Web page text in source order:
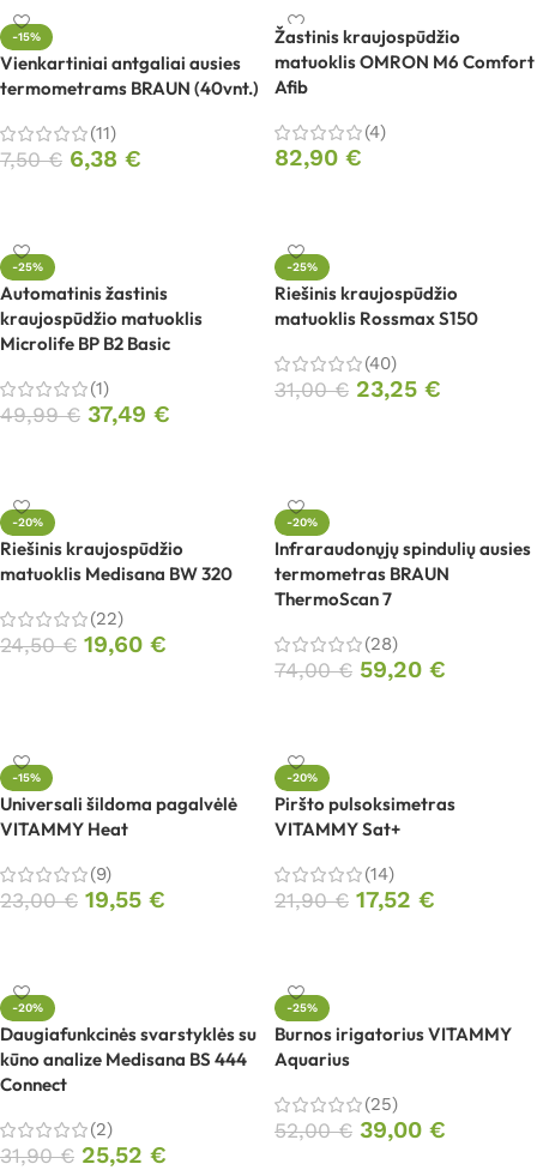
-15%
Vienkartiniai antgaliai ausies
termometrams BRAUN (40vnt.)
(11)
7,50€ 6,38 €
Žastinis kraujospūdžio
matuoklis OMRON M6 Comfort
Afib
(4)
82,90 €
-25%
Automatinis žastinis
kraujospūdžio matuoklis
Microlife BP B2 Basic
(1)
49,99€ 37,49 €
-25%
Riešinis kraujospūdžio
matuoklis Rossmax S150
(40)
31,00€ 23,25 €
-20%
Riešinis kraujospūdžio
matuoklis Medisana BW 320
(22)
24,50€ 19,60 €
-20%
Infraraudonųjų spindulių ausies
termometras BRAUN
ThermoScan 7
(28)
74,00€ 59,20 €
-15%
Universali šildoma pagalvėlė
VITAMMY Heat
(9)
23,00€ 19,55 €
-20%
Piršto pulsoksimetras
VITAMMY Sat+
(14)
21,90€ 17,52 €
-20%
Daugiafunkcinės svarstyklės su
kūno analize Medisana BS 444
Connect
(2)
31,90€ 25,52 €
-25%
Burnos irigatorius VITAMMY
Aquarius
(25)
52,00€ 39,00 €